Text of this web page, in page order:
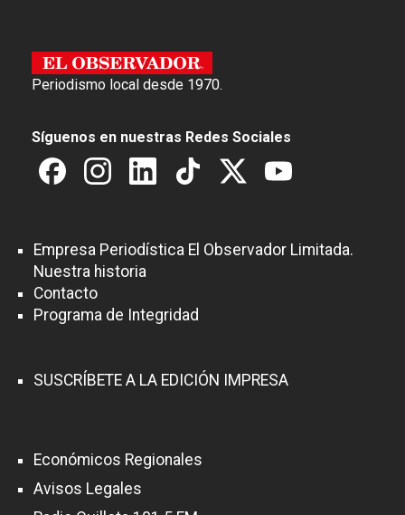
Periodismo local desde 1970.
Síguenos en nuestras Redes Sociales
Empresa Periodística El Observador Limitada.
Nuestra historia
Contacto
Programa de Integridad
SUSCRÍBETE A LA EDICIÓN IMPRESA
Económicos Regionales
Avisos Legales